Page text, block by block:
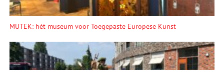
MUTEK: hét museum voor Toegepaste Europese Kunst